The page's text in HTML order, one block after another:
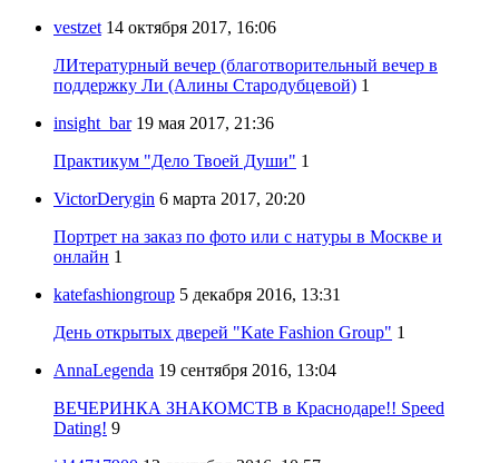
vestzet 14 октября 2017, 16:06
ЛИтературный вечер (благотворительный вечер в
поддержку Ли (Алины Стародубцевой) 1
insight_bar 19 мая 2017, 21:36
Практикум "Дело Твоей Души" 1
VictorDerygin 6 марта 2017, 20:20
Портрет на заказ по фото или с натуры в Москве и
онлайн 1
katefashiongroup 5 декабря 2016, 13:31
День открытых дверей "Kate Fashion Group" 1
AnnaLegenda 19 сентября 2016, 13:04
ВЕЧЕРИНКА ЗНАКОМСТВ в Краснодаре!! Speed
Dating! 9